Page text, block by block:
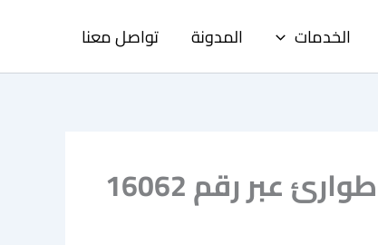
الخدمات المدونة تواصل معنا
عبر رقم 16062